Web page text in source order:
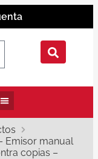
Emisor manual
copias –